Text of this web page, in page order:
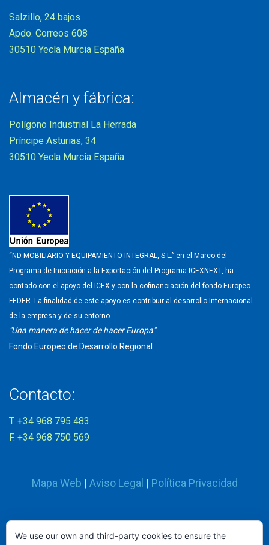
Salzillo, 24 bajos
Apdo. Correos 608
30510 Yecla Murcia España
Almacén y fábrica:
Polígono Industrial La Herrada
Príncipe Asturias, 34
30510 Yecla Murcia España
“ND MOBILIARIO Y EQUIPAMIENTO INTEGRAL, S.L.” en el Marco del
Programa de Iniciación a la Exportación del Programa ICEXNEXT, ha
contado con el apoyo del ICEX y con la cofinanciación del fondo Europeo
FEDER. La finalidad de este apoyo es contribuir al desarrollo Internacional
de la empresa y de su entorno.
"Una manera de hacer de hacer Europa"
Fondo Europeo de Desarrollo Regional
Contacto:
T. +34 968 795 483
F. +34 968 750 569
Mapa Web | Aviso Legal | Política Privacidad
Síguenos en:
We use our own and third-party cookies to ensure the